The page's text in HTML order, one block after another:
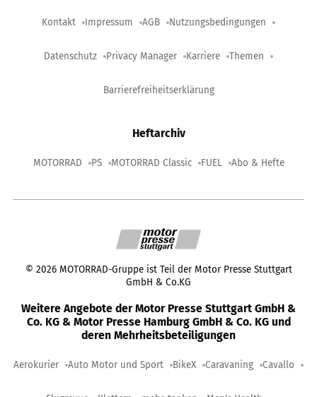
Kontakt Impressum AGB Nutzungsbedingungen
Datenschutz Privacy Manager Karriere Themen
Barrierefreiheitserklärung
Heftarchiv
MOTORRAD PS MOTORRAD Classic FUEL Abo & Hefte
© 2026 MOTORRAD-Gruppe ist Teil der Motor Presse Stuttgart
GmbH & Co.KG
Weitere Angebote der Motor Presse Stuttgart GmbH &
Co. KG & Motor Presse Hamburg GmbH & Co. KG und
deren Mehrheitsbeteiligungen
Aerokurier Auto Motor und Sport BikeX Caravaning Cavallo